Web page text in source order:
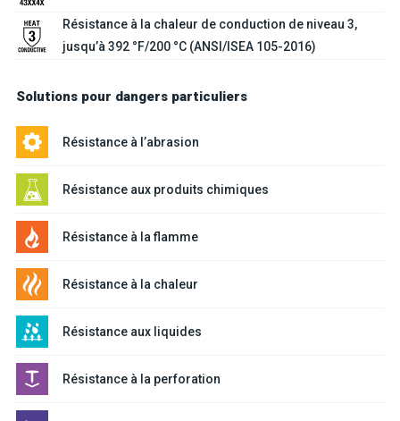
Résistance à la chaleur de conduction de niveau 3,
jusqu’à 392 °F/200 °C (ANSI/ISEA 105-2016)
Solutions pour dangers particuliers
Résistance à l’abrasion
Résistance aux produits chimiques
Résistance à la flamme
Résistance à la chaleur
Résistance aux liquides
Résistance à la perforation